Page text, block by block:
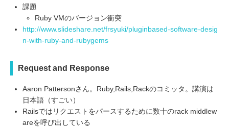
課題
Ruby VMのバージョン衝突
http://www.slideshare.net/frsyuki/pluginbased-software-desig
n-with-ruby-and-rubygems
Request and Response
Aaron Pattersonさん。Ruby,Rails,Rackのコミッタ。講演は
日本語（すごい）
Railsではリクエストをパースするために数十のrack middlew
areを呼び出している